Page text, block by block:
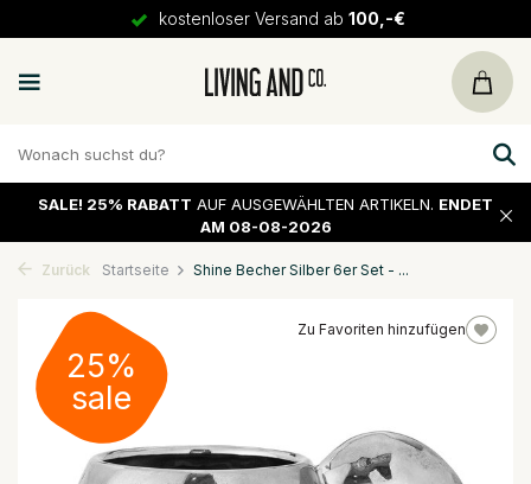
kostenloser Versand ab 100,-€
SALE! 25% RABATT AUF AUSGEWÄHLTEN ARTIKELN. ENDET
AM 08-08-2026
Zurück Startseite Shine Becher Silber 6er Set - ...
Zu Favoriten hinzufügen
25%
sale